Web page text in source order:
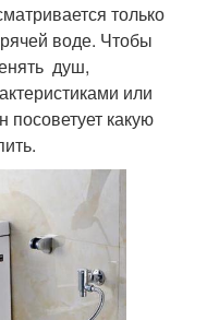
только
воде. Чтобы
душ,
или
посоветует какую